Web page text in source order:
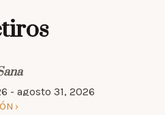
- agosto 31, 2026